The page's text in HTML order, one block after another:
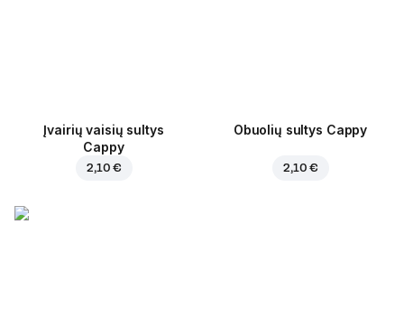
Įvairių vaisių sultys
Cappy
2,10 €
Obuolių sultys Cappy
2,10 €